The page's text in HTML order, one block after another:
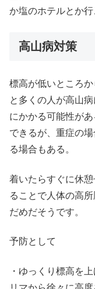
か塩のホテルとか行
高山病対策
標高が低いところ
と多くの人が高山
にかかる可能性が
できるが、重症の
る場合もある。
着いたらすぐに休
ることで人体の高
だめだそうです。
予防として
・ゆっくり標高を